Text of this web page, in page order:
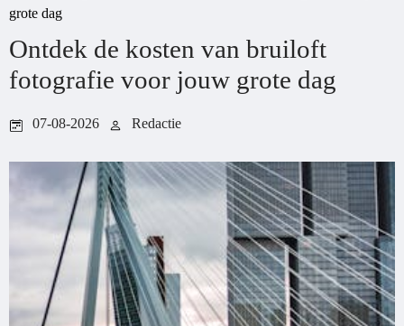
grote dag
Ontdek de kosten van bruiloft
fotografie voor jouw grote dag
07-08-2026 Redactie